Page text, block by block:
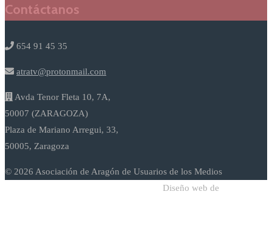
Contáctanos
654 91 45 35
atratv@protonmail.com
Avda Tenor Fleta 10, 7A,
50007 (ZARAGOZA)
Plaza de Mariano Arregui, 33,
50005, Zaragoza
© 2026 Asociación de Aragón de Usuarios de los Medios
Diseño web de